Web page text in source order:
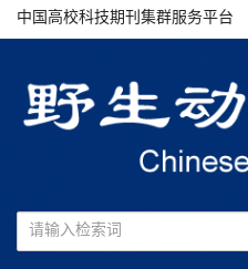
中国高校科技期刊集群服务平台